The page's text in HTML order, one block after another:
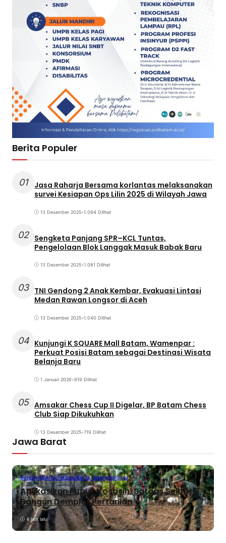
Berita Populer
01
Jasa Raharja Bersama korlantas melaksanakan
survei Kesiapan Ops Lilin 2025 di Wilayah Jawa
13 Desember 2025•1.094 Dilihat
02 Sengketa Panjang SPR–KCL Tuntas,
Pengelolaan Blok Langgak Masuk Babak Baru
13 Desember 2025•1.081 Dilihat
03 TNI Gendong 2 Anak Kembar, Evakuasi Lintasi
Medan Rawan Longsor di Aceh
13 Desember 2025•1.040 Dilihat
04 Kunjungi K SQUARE Mall Batam, Wamenpar :
Perkuat Posisi Batam sebagai Destinasi Wisata
Belanja Baru
1 Januari 2026•919 Dilihat
05 Amsakar Chess Cup II Digelar, BP Batam Chess
Club Siap Dikukuhkan
13 Desember 2025•719 Dilihat
Jawa Barat
BandungBerita TerbaruBerita UtamaPeristiwa
Aplikasikan Pupuk Kosasih, Satgas Sektor 8
Bangun Demplot Pertanian
4 jam lalu